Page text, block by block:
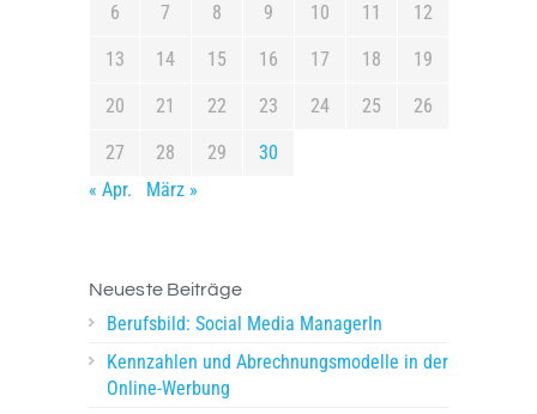
6 7 8 9 10 11 12
13 14 15 16 17 18 19
20 21 22 23 24 25 26
27 28 29
30
« Apr.
März »
Neueste Beiträge
Berufsbild: Social Media ManagerIn
Kennzahlen und Abrechnungsmodelle in der
Online-Werbung